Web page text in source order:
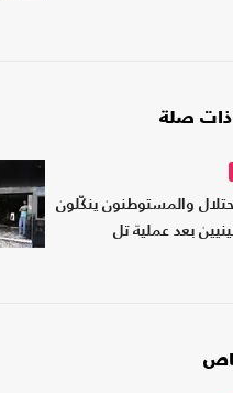
ذات صلة
والمستوطنون ينكّلون
بعد عملية تل